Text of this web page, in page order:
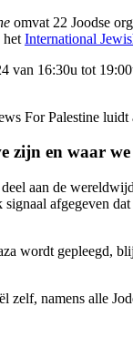
omvat 22 Joodse
het International
van 16:30u tot
For Palestine luidt
zijn en waar
aan de
afgegeven
wordt gepleegd,
zelf, namens alle